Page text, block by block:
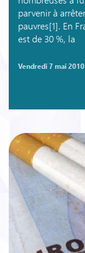
parvenir à
pauvres[1]. En
est de 30 %, la
vendredi 7 mai 2010